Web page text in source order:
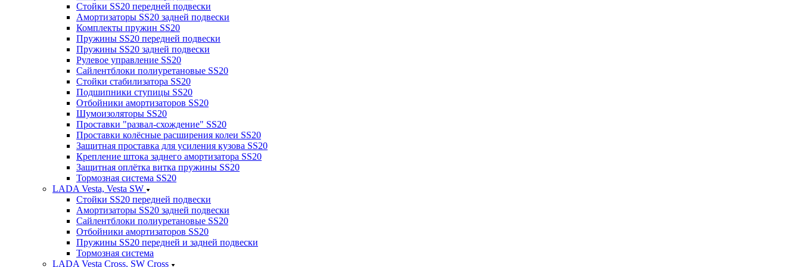
Стойки SS20 передней подвески
Амортизаторы SS20 задней подвески
Комплекты пружин SS20
Пружины SS20 передней подвески
Пружины SS20 задней подвески
Рулевое управление SS20
Сайлентблоки полиуретановые SS20
Стойки стабилизатора SS20
Подшипники ступицы SS20
Отбойники амортизаторов SS20
Шумоизоляторы SS20
Проставки "развал-схождение" SS20
Проставки колёсные расширения колеи SS20
Защитная проставка для усиления кузова SS20
Крепление штока заднего амортизатора SS20
Защитная оплётка витка пружины SS20
Тормозная система SS20
LADA Vesta, Vesta SW
Стойки SS20 передней подвески
Амортизаторы SS20 задней подвески
Сайлентблоки полиуретановые SS20
Отбойники амортизаторов SS20
Пружины SS20 передней и задней подвески
Тормозная система
LADA Vesta Cross, SW Cross